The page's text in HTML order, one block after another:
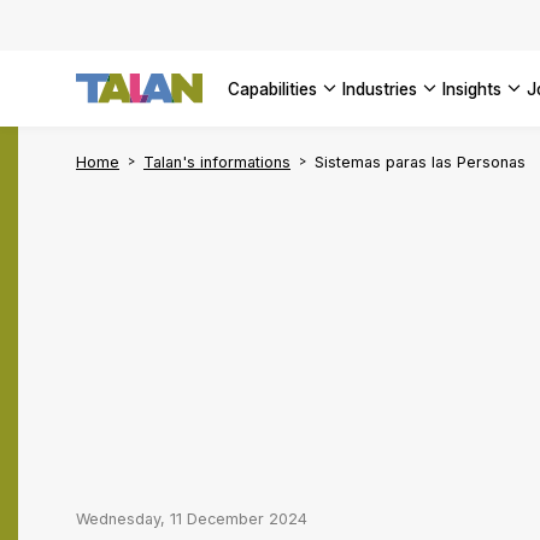
capabilities SEE ALL
industries insights
Home Talan's informations Sistemas paras las Personas
Wednesday, 11 December 2024